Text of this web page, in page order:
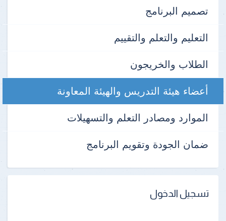
تصميم البرنامج
التعليم والتعلم والتقييم
الطلاب والخريجون
أعضاء هيئة التدريس والهيئة المعاونة
الموارد ومصادر التعلم والتسهيلات
ضمان الجودة وتقويم البرنامج
تسجيل الدخول